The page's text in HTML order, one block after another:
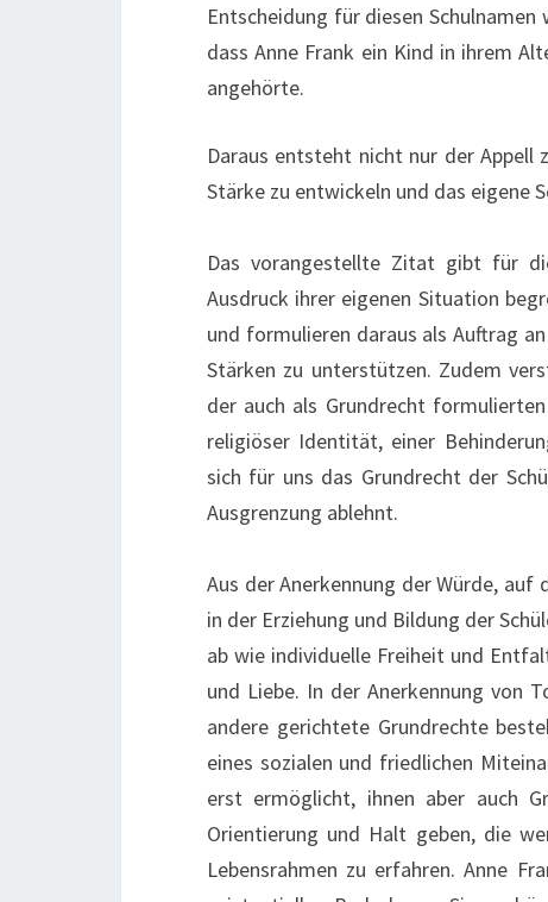
Entscheidung für diesen
dass Anne Frank ein Kind in ihrem
angehörte.
Daraus entsteht nicht nur der Appell
Stärke zu entwickeln und das eigene
Das vorangestellte Zitat gibt für
Ausdruck ihrer eigenen Situation
und formulieren daraus als Auftrag
Stärken zu unterstützen. Zudem
der auch als Grundrecht
religiöser Identität, einer
sich für uns das Grundrecht der
Ausgrenzung ablehnt.
Aus der Anerkennung der Würde,
in der Erziehung und Bildung der
ab wie individuelle Freiheit und
und Liebe. In der Anerkennung von
andere gerichtete Grundrechte
eines sozialen und friedlichen
erst ermöglicht, ihnen aber auch
Orientierung und Halt geben, die
Lebensrahmen zu erfahren. Anne